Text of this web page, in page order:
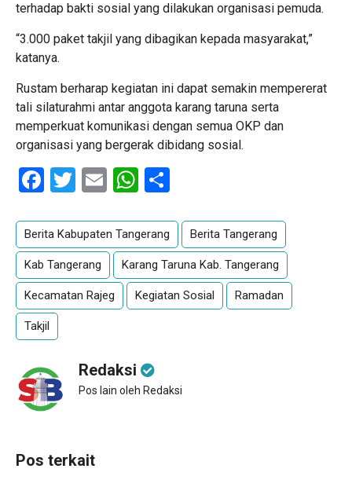
terhadap bakti sosial yang dilakukan organisasi pemuda.
“3.000 paket takjil yang dibagikan kepada masyarakat,”
katanya.
Rustam berharap kegiatan ini dapat semakin mempererat
tali silaturahmi antar anggota karang taruna serta
memperkuat komunikasi dengan semua OKP dan
organisasi yang bergerak dibidang sosial.
Facebook
Twitter
EmailWhatsApp
Berita Kabupaten Tangerang Berita Tangerang
Kab Tangerang Karang Taruna Kab. Tangerang
Kecamatan Rajeg Kegiatan Sosial Ramadan
Takjil
Redaksi
Pos lain oleh Redaksi
Pos terkait